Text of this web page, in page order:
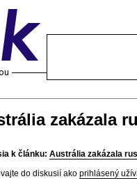
zakázala
k článku: Austrália zakázala
do diskusií ako prihlásený